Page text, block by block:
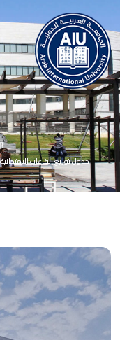
جدول توزيع القاعات الامتحانية في